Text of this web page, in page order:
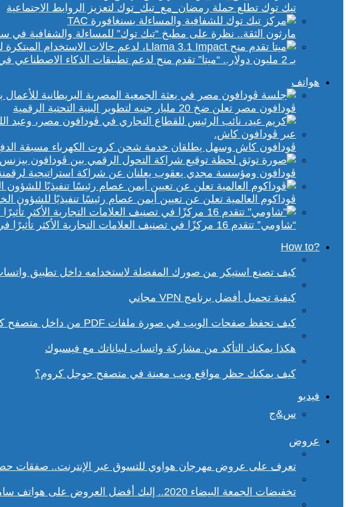
تيك توك تطلع حملة رمضان_مع_تيك_توك لتعزيز الروابط الاجتماعية
مارثون الثقة.. نظرة على مطبخ “تيك توك” للمساءلة والشفافية في
بـ 2 مليون دولار.. “ميتا” تقدم منح لدعم تطبيقات الذكاء الاصطناعي في إفريقيا والشرق الأوسط
هواتف
ڤودافون مصر تعلن ضخ 20 مليار جنيه لتطوير البنية التحتية الرقمية
ڤودافون كاش وسهل يطلقان خدمة شحن كروت الكهرباء مسبقة
ڤودافون ومؤسسة مجدي يعقوب يعلنان عن شراكة استراتيجية
ڤوداكوم العالمية تعلن عن تعيين أيمن عصام رئيسًا تنفيذيًا للشؤون
“شاومي” تتقدم 16 مركزًا في تصنيف العلامات التجارية الأكثر تأثيرًا في إفريقيا لعام 2025
?How to
كيف تصنع استيكر من صورك المفضلة لاستخدامه داخل تطبيق
كيفية تحميل أفضل برنامج VPN مجاني
كيف تحفظ صفحات الويب في صورة ملفات PDF من داخل متصفح كروم؟
هكذا يمكنك التأكد من مشاركة واتساب لبياناتك مع فيسبوك
كيف يمكنك حظر مواقع ويب معينة في متصفح جوجل كروم؟
فيديو
س&ج
عروض
تعرف على عروض مهرجان هواوي للتسوق عبر الإنترنت.. صفقات
تخفيضات الجمعة البيضاء 2020.. إليك أفضل العروض على هواتف سامسونج